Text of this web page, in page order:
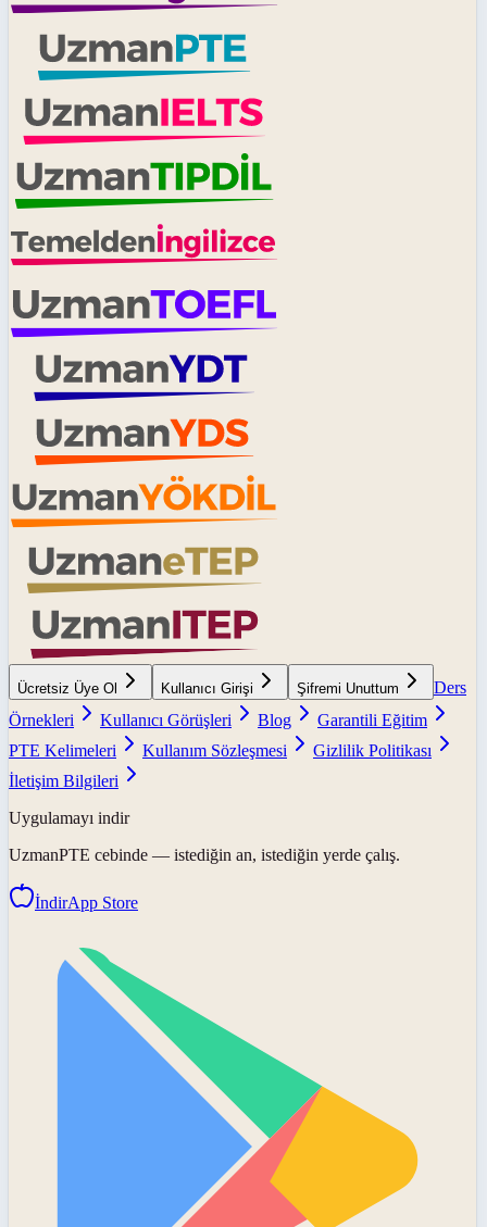
Ücretsiz Üye Ol Kullanıcı Girişi Şifremi Unuttum
Ders
Örnekleri
Kullanıcı Görüşleri Blog
Garantili Eğitim
PTE Kelimeleri
Kullanım Sözleşmesi
Gizlilik Politikası
İletişim Bilgileri
Uygulamayı indir
UzmanPTE cebinde — istediğin an, istediğin yerde çalış.
İndirApp Store